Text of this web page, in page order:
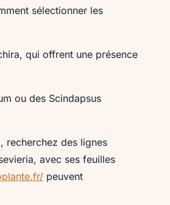
sélectionner les
qui offrent une présence
ou des Scindapsus
, recherchez des lignes
avec ses feuilles
peuvent